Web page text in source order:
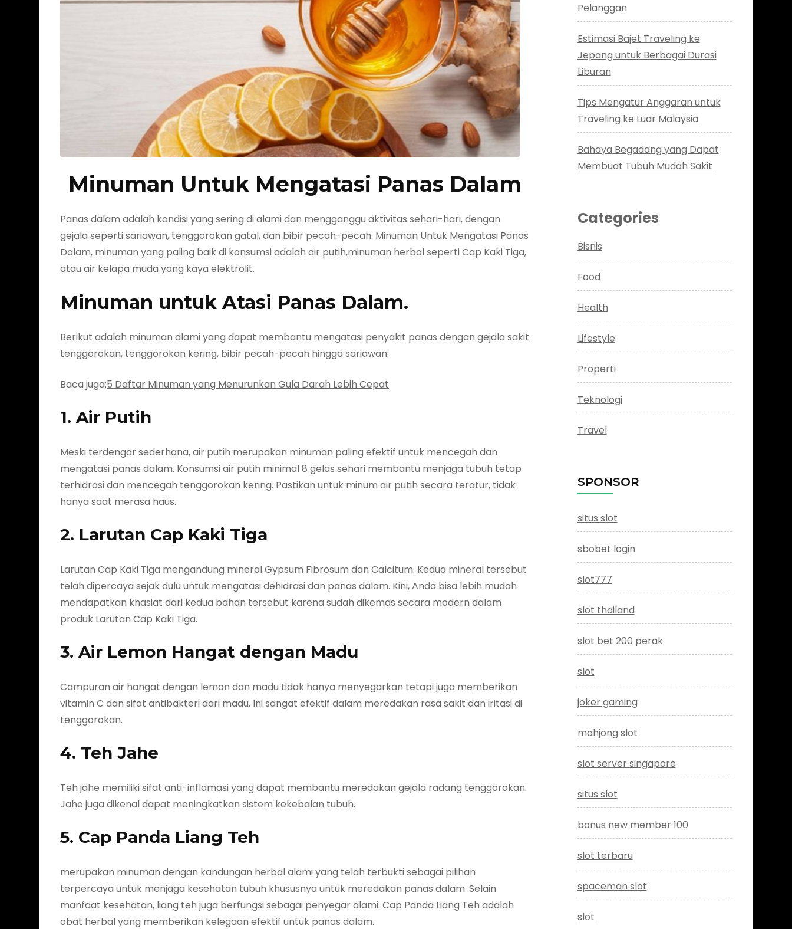
Minuman Untuk Mengatasi Panas Dalam
Panas dalam adalah kondisi yang sering di alami dan mengganggu aktivitas sehari-hari, dengan
gejala seperti sariawan, tenggorokan gatal, dan bibir pecah-pecah. Minuman Untuk Mengatasi Panas
Dalam, minuman yang paling baik di konsumsi adalah air putih,minuman herbal seperti Cap Kaki Tiga,
atau air kelapa muda yang kaya elektrolit.
Minuman untuk Atasi Panas Dalam.
Berikut adalah minuman alami yang dapat membantu mengatasi penyakit panas dengan gejala sakit
tenggorokan, tenggorokan kering, bibir pecah-pecah hingga sariawan:
Baca juga:5 Daftar Minuman yang Menurunkan Gula Darah Lebih Cepat
1. Air Putih
Meski terdengar sederhana, air putih merupakan minuman paling efektif untuk mencegah dan
mengatasi panas dalam. Konsumsi air putih minimal 8 gelas sehari membantu menjaga tubuh tetap
terhidrasi dan mencegah tenggorokan kering. Pastikan untuk minum air putih secara teratur, tidak
hanya saat merasa haus.
2. Larutan Cap Kaki Tiga
Larutan Cap Kaki Tiga mengandung mineral Gypsum Fibrosum dan Calcitum. Kedua mineral tersebut
telah dipercaya sejak dulu untuk mengatasi dehidrasi dan panas dalam. Kini, Anda bisa lebih mudah
mendapatkan khasiat dari kedua bahan tersebut karena sudah dikemas secara modern dalam
produk Larutan Cap Kaki Tiga.
3. Air Lemon Hangat dengan Madu
Campuran air hangat dengan lemon dan madu tidak hanya menyegarkan tetapi juga memberikan
vitamin C dan sifat antibakteri dari madu. Ini sangat efektif dalam meredakan rasa sakit dan iritasi di
tenggorokan.
4. Teh Jahe
Teh jahe memiliki sifat anti-inflamasi yang dapat membantu meredakan gejala radang tenggorokan.
Jahe juga dikenal dapat meningkatkan sistem kekebalan tubuh.
5. Cap Panda Liang Teh
merupakan minuman dengan kandungan herbal alami yang telah terbukti sebagai pilihan
terpercaya untuk menjaga kesehatan tubuh khususnya untuk meredakan panas dalam. Selain
manfaat kesehatan, liang teh juga berfungsi sebagai penyegar alami. Cap Panda Liang Teh adalah
obat herbal yang memberikan kelegaan efektif untuk panas dalam.
Pelanggan
Estimasi Bajet Traveling ke
Jepang untuk Berbagai Durasi
Liburan
Tips Mengatur Anggaran untuk
Traveling ke Luar Malaysia
Bahaya Begadang yang Dapat
Membuat Tubuh Mudah Sakit
Categories
Bisnis
Food
Health
Lifestyle
Properti
Teknologi
Travel
SPONSOR
situs slot
sbobet login
slot777
slot thailand
slot bet 200 perak
slot
joker gaming
mahjong slot
slot server singapore
situs slot
bonus new member 100
slot terbaru
spaceman slot
slot